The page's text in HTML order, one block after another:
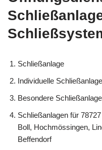
Schließanlage
Individuelle
Besondere
Schließanlagen für
Boll, Hochmössingen,
Beffendorf